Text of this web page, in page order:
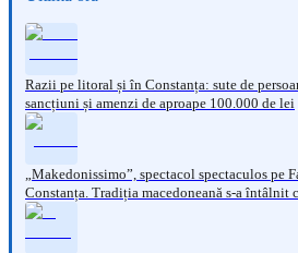
Razii pe litoral și în Constanța: sute de
sancțiuni și amenzi de aproape 100.000 de lei
„Makedonissimo”, spectacol spectaculos pe
Constanța. Tradiția macedoneană s-a întâlnit